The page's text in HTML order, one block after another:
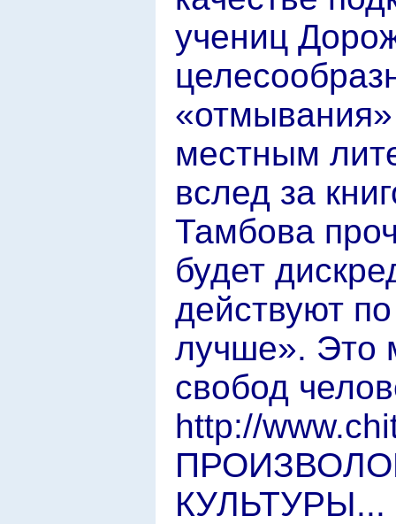
учениц
местным
вслед за
Тамбова
будет
действуют
лучше». Это
свобод
http://
КУЛЬТУРЫ...